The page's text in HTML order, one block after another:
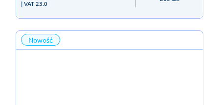
| VAT 23.0
Nowość